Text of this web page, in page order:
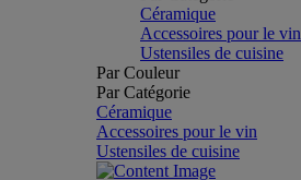
Céramique
Accessoires pour le vin
Ustensiles de cuisine
Par Couleur
Par Catégorie
Céramique
Accessoires pour le vin
Ustensiles de cuisine